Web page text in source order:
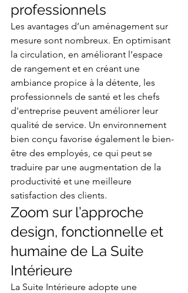
professionnels
Les avantages d’un aménagement sur
mesure sont nombreux. En optimisant
la circulation, en améliorant l’espace
de rangement et en créant une
ambiance propice à la détente, les
professionnels de santé et les chefs
d'entreprise peuvent améliorer leur
qualité de service. Un environnement
bien conçu favorise également le bien-
être des employés, ce qui peut se
traduire par une augmentation de la
productivité et une meilleure
satisfaction des clients.
Zoom sur l’approche
design, fonctionnelle et
humaine de La Suite
Intérieure
La Suite Intérieure adopte une